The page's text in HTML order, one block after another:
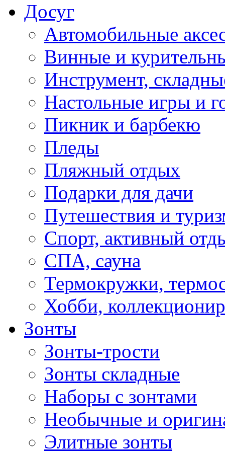
Досуг
Автомобильные
Винные и
Инструмент,
Настольные игры и
Пикник и барбекю
Пледы
Пляжный отдых
Подарки для дачи
Путешествия и
Спорт, активный
СПА, сауна
Термокружки,
Хобби,
Зонты
Зонты-трости
Зонты складные
Наборы с зонтами
Необычные и
Элитные зонты